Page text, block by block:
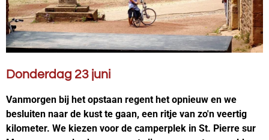
Donderdag 23 juni
Vanmorgen bij het opstaan regent het opnieuw en we
besluiten naar de kust te gaan, een ritje van zo'n veertig
kilometer. We kiezen voor de camperplek in St. Pierre sur